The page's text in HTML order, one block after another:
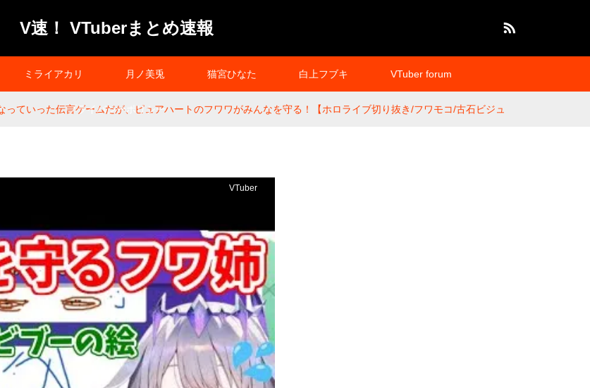
V速！ VTuberまとめ速報
ミライアカリ 月ノ美兎 猫宮ひなた 白上フブキ VTuber forum
プライバシーポリシー
っていった伝言ゲームだが、ピュアハートのフワワがみんなを守る！【ホロライブ切り抜き/フワモコ/古石ビジュ
VTuber